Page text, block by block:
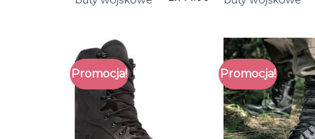
Promocja! Promocja!